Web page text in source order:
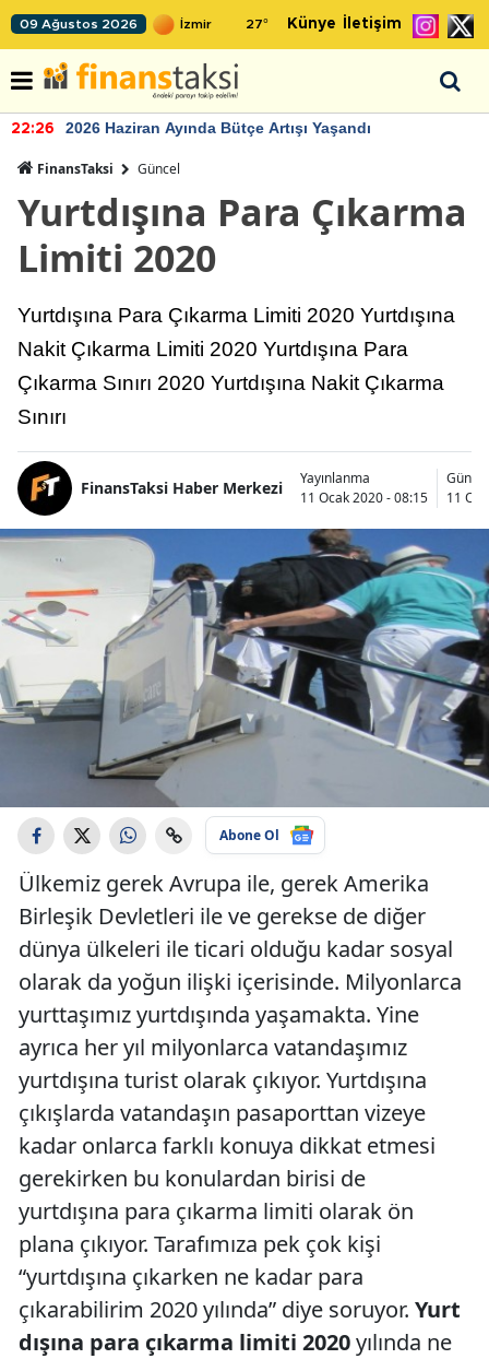
09 Ağustos 2026 27° Künye İletişim
22:26 2026 Haziran Ayında Bütçe Artışı Yaşandı
FinansTaksi Güncel
Yurtdışına Para Çıkarma
Limiti 2020
Yurtdışına Para Çıkarma Limiti 2020 Yurtdışına
Nakit Çıkarma Limiti 2020 Yurtdışına Para
Çıkarma Sınırı 2020 Yurtdışına Nakit Çıkarma
Sınırı
FinansTaksi Haber Merkezi
Yayınlanma
11 Ocak 2020 - 08:15
11
Abone Ol
Ülkemiz gerek Avrupa ile, gerek Amerika
Birleşik Devletleri ile ve gerekse de diğer
dünya ülkeleri ile ticari olduğu kadar sosyal
olarak da yoğun ilişki içerisinde. Milyonlarca
yurttaşımız yurtdışında yaşamakta. Yine
ayrıca her yıl milyonlarca vatandaşımız
yurtdışına turist olarak çıkıyor. Yurtdışına
çıkışlarda vatandaşın pasaporttan vizeye
kadar onlarca farklı konuya dikkat etmesi
gerekirken bu konulardan birisi de
yurtdışına para çıkarma limiti olarak ön
plana çıkıyor. Tarafımıza pek çok kişi
“yurtdışına çıkarken ne kadar para
çıkarabilirim 2020 yılında” diye soruyor. Yurt
dışına para çıkarma limiti 2020yılında ne